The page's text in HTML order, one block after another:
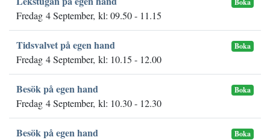
Boka
Fredag 4 September, kl: 09.50 - 11.15
Tidsvalvet på egen hand Boka
Fredag 4 September, kl: 10.15 - 12.00
Besök på egen hand Boka
Fredag 4 September, kl: 10.30 - 12.30
Besök på egen hand Boka